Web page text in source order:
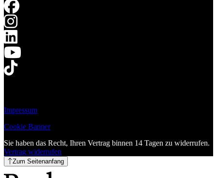
Impressum
Cookie Banner
Sie haben das Recht, Ihren Vertrag binnen 14 Tagen zu widerrufen.
Vertrag widerrufen
Zum Seitenanfang